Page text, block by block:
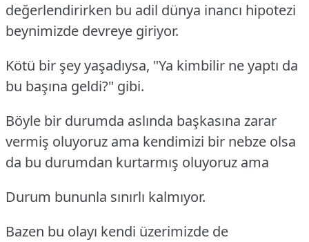
değerlendirirken bu adil dünya inancı hipotezi
beynimizde devreye giriyor.
Kötü bir şey yaşadıysa, "Ya kimbilir ne yaptı da
bu başına geldi?" gibi.
Böyle bir durumda aslında başkasına zarar
vermiş oluyoruz ama kendimizi bir nebze olsa
da bu durumdan kurtarmış oluyoruz ama
Durum bununla sınırlı kalmıyor.
Bazen bu olayı kendi üzerimizde de